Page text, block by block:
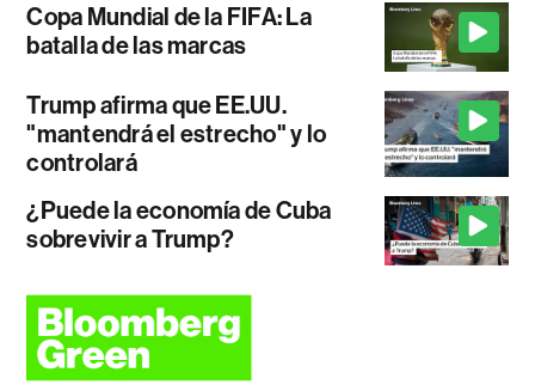
Copa Mundial de la FIFA: La
batalla de las marcas
Trump afirma que EE.UU.
"mantendrá el estrecho" y lo
controlará
¿Puede la economía de Cuba
sobrevivir a Trump?